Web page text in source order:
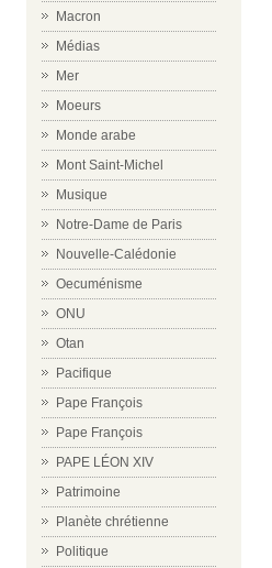
Macron
Médias
Mer
Moeurs
Monde arabe
Mont Saint-Michel
Musique
Notre-Dame de Paris
Nouvelle-Calédonie
Oecuménisme
ONU
Otan
Pacifique
Pape François
Pape François
PAPE LÉON XIV
Patrimoine
Planète chrétienne
Politique